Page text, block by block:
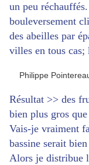
un peu
bouleversement
des abeilles par
villes en tous cas;
Philippe
Résultat >> des
bien plus gros
Vais-je vraiment
bassine serait
Alors je distribue